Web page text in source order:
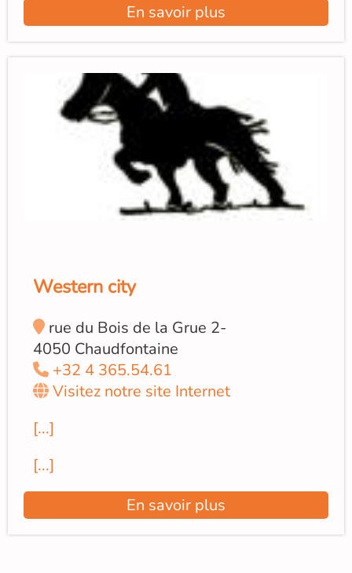
En savoir plus
Western city
rue du Bois de la Grue 2-
4050 Chaudfontaine
+32 4 365.54.61
Visitez notre site Internet
[...]
[...]
En savoir plus